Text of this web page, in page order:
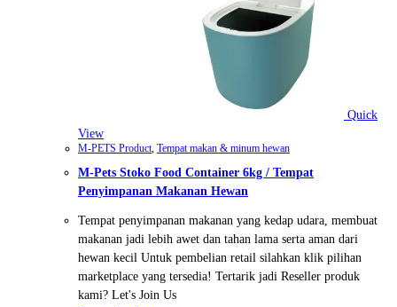
Quick
View
M-PETS Product, Tempat makan & minum hewan
M-Pets Stoko Food Container 6kg / Tempat
Penyimpanan Makanan Hewan
Tempat penyimpanan makanan yang kedap udara, membuat
makanan jadi lebih awet dan tahan lama serta aman dari
hewan kecil Untuk pembelian retail silahkan klik pilihan
marketplace yang tersedia! Tertarik jadi Reseller produk
kami? Let's Join Us